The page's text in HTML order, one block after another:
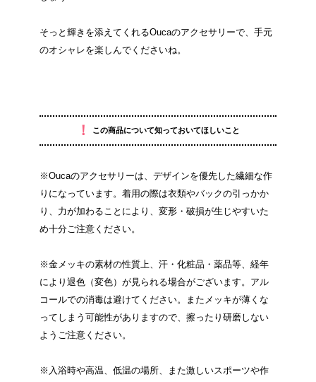
そっと輝きを添えてくれるOucaのアクセサリーで、手元
のオシャレを楽しんでくださいね。
！ この商品について知っておいてほしいこと
※Oucaのアクセサリーは、デザインを優先した繊細な作
りになっています。着用の際は衣類やバックの引っかか
り、力が加わることにより、変形・破損が生じやすいた
め十分ご注意ください。
※金メッキの素材の性質上、汗・化粧品・薬品等、経年
により退色（変色）が見られる場合がございます。アル
コールでの消毒は避けてください。またメッキが薄くな
ってしまう可能性がありますので、擦ったり研磨しない
ようご注意ください。
※入浴時や高温、低温の場所、また激しいスポーツや作